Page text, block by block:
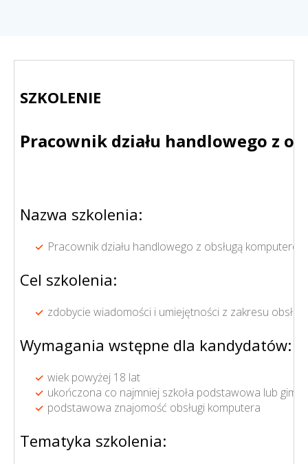
SZKOLENIE
Pracownik działu handlowego z
Nazwa szkolenia:
Pracownik działu handlowego z obsługą
Cel szkolenia:
zdobycie wiadomości i umiejętności z zakresu
Wymagania wstępne dla kandydatów:
wiek powyżej 18 lat
ukończona co najmniej szkoła podstawowa lub
podstawowa znajomość obsługi komputera
Tematyka szkolenia: